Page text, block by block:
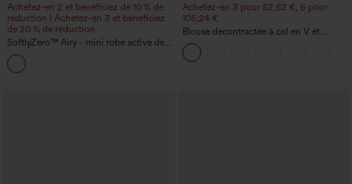
Achetez-en 2 et bénéficiez de 10 % de
réduction | Achetez-en 3 et bénéficiez
de 20 % de réduction
SoftlyZero™ Airy - mini robe active de
danse 2-en-1 à effet "Cool Touch" avec
poches — Édition Easy Peezy —
Longueur allongée
Achetez-en 3 pour 52,62 €, 6 pour
105,24 €
Blouse décontractée à col en V et
manches courtes bouffantes